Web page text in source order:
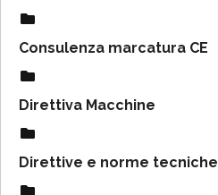
Consulenza marcatura CE
Direttiva Macchine
Direttive e norme tecniche